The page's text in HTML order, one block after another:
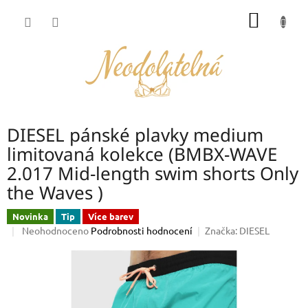
DIESEL pánské plavky medium
limitovaná kolekce (BMBX-WAVE
2.017 Mid-length swim shorts Only
the Waves )
Novinka Tip Více barev
Průměrné
Neohodnoceno Podrobnosti hodnocení Značka: DIESEL